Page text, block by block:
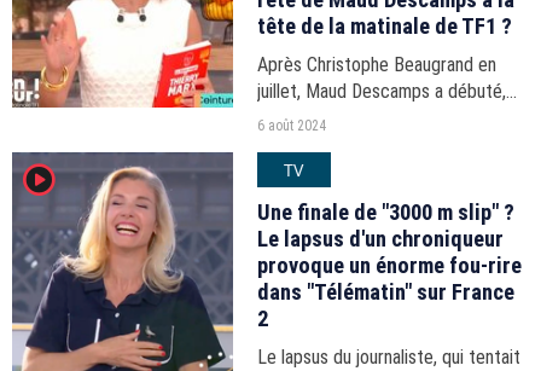
tête de la matinale de TF1 ?
Après Christophe Beaugrand en
juillet, Maud Descamps a débuté,
ce lundi 5 août 2024, sa première
de Bruce Toussaint.
6 août 2024
player2 TV
Une finale de "3000 m slip" ?
Le lapsus d'un chroniqueur
provoque un énorme fou-rire
dans "Télématin" sur France
2
Le lapsus du journaliste, qui tentait